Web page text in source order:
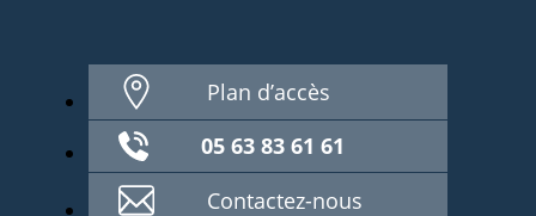
Plan d’accès
05 63 83 61 61
Contactez-nous